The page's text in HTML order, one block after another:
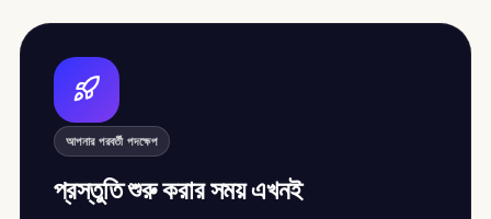
আপনার পরবর্তী পদক্ষেপ
প্রস্তুতি শুরু করার সময় এখনই